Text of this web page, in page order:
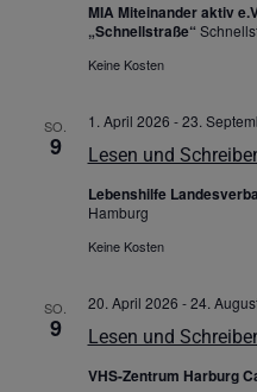
MIA Miteinander aktiv
„Schnellstraße“
Keine Kosten
SO.
9 Lesen und
1. April 2026 -23.
Lebenshilfe
Hamburg
Keine Kosten
SO.
9 Lesen und
20. April 2026 -24.
VHS-Zentrum Harburg